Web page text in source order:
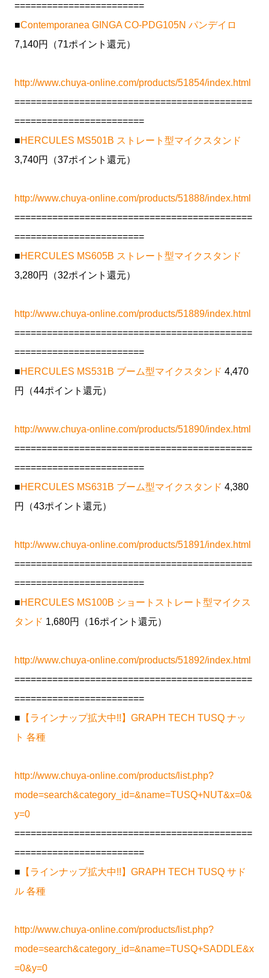
========================
■Contemporanea GINGA CO-PDG105N パンデイロ
7,140円（71ポイント還元）
http://www.chuya-online.com/products/51854/index.html
============================================
========================
■HERCULES MS501B ストレート型マイクスタンド
3,740円（37ポイント還元）
http://www.chuya-online.com/products/51888/index.html
============================================
========================
■HERCULES MS605B ストレート型マイクスタンド
3,280円（32ポイント還元）
http://www.chuya-online.com/products/51889/index.html
============================================
========================
■HERCULES MS531B ブーム型マイクスタンド 4,470
円（44ポイント還元）
http://www.chuya-online.com/products/51890/index.html
============================================
========================
■HERCULES MS631B ブーム型マイクスタンド 4,380
円（43ポイント還元）
http://www.chuya-online.com/products/51891/index.html
============================================
========================
■HERCULES MS100B ショートストレート型マイクス
タンド 1,680円（16ポイント還元）
http://www.chuya-online.com/products/51892/index.html
============================================
========================
■ 【ラインナップ拡大中!!】GRAPH TECH TUSQ ナッ
ト 各種
http://www.chuya-online.com/products/list.php?
mode=search&category_id=&name=TUSQ+NUT&x=0&
y=0
============================================
========================
■ 【ラインナップ拡大中!!】GRAPH TECH TUSQ サド
ル 各種
http://www.chuya-online.com/products/list.php?
mode=search&category_id=&name=TUSQ+SADDLE&x
=0&y=0